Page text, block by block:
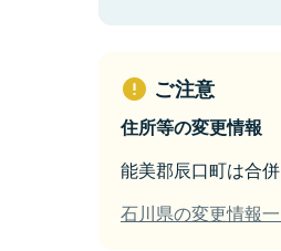
ご注意
住所等の変更情報
能美郡辰口町は合
石川県の変更情報